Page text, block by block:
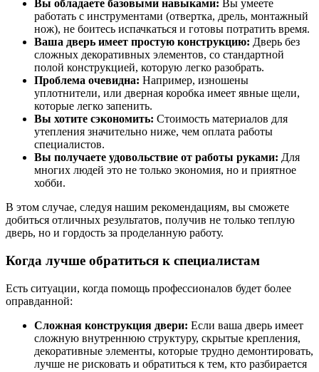
Вы обладаете базовыми навыками: Вы умеете
работать с инструментами (отвертка, дрель, монтажный
нож), не боитесь испачкаться и готовы потратить время.
Ваша дверь имеет простую конструкцию: Дверь без
сложных декоративных элементов, со стандартной
полой конструкцией, которую легко разобрать.
Проблема очевидна: Например, изношены
уплотнители, или дверная коробка имеет явные щели,
которые легко запенить.
Вы хотите сэкономить: Стоимость материалов для
утепления значительно ниже, чем оплата работы
специалистов.
Вы получаете удовольствие от работы руками: Для
многих людей это не только экономия, но и приятное
хобби.
В этом случае, следуя нашим рекомендациям, вы сможете
добиться отличных результатов, получив не только теплую
дверь, но и гордость за проделанную работу.
Когда лучше обратиться к специалистам
Есть ситуации, когда помощь профессионалов будет более
оправданной:
Сложная конструкция двери: Если ваша дверь имеет
сложную внутреннюю структуру, скрытые крепления,
декоративные элементы, которые трудно демонтировать,
лучше не рисковать и обратиться к тем, кто разбирается